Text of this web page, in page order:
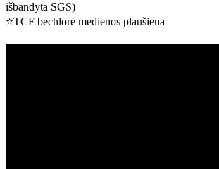
išbandyta SGS)
⭐TCF bechlorė medienos plaušiena